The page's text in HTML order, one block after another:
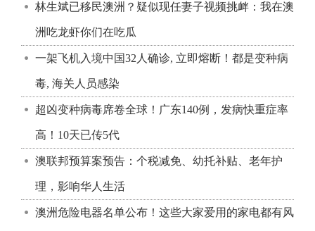
林生斌已移民澳洲？疑似现任妻子视频挑衅：我在澳
洲吃龙虾你们在吃瓜
一架飞机入境中国32人确诊, 立即熔断！都是变种病
毒, 海关人员感染
超凶变种病毒席卷全球！广东140例，发病快重症率
高！10天已传5代
澳联邦预算案预告：个税减免、幼托补贴、老年护
理，影响华人生活
澳洲危险电器名单公布！这些大家爱用的家电都有风